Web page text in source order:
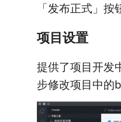
「发布正式」按
项目设置
提供了项目开发
步修改项目中的